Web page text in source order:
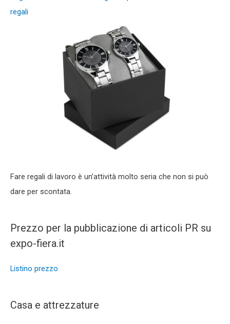
regali
Fare regali di lavoro è un’attività molto seria che non si può
dare per scontata.
Prezzo per la pubblicazione di articoli PR su
expo-fiera.it
Listino prezzo
Casa e attrezzature